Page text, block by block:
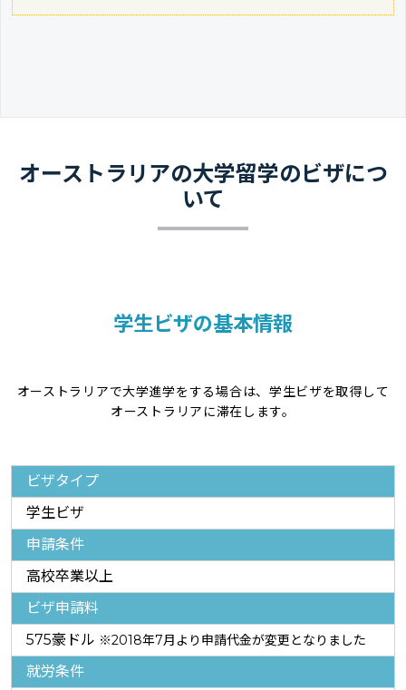
オーストラリアの大学留学のビザにつ
いて
学生ビザの基本情報
オーストラリアで大学進学をする場合は、学生ビザを取得して
オーストラリアに滞在します。
ビザタイプ
学生ビザ
申請条件
高校卒業以上
ビザ申請料
575豪ドル ※2018年7月より申請代金が変更となりました
就労条件